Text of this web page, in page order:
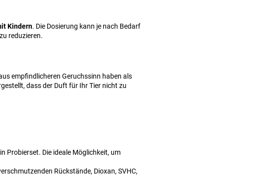
Kindern. Die Dosierung kann je nach Bedarf
reduzieren.
empfindlicheren Geruchssinn haben als
dass der Duft für Ihr Tier nicht zu
Probierset. Die ideale Möglichkeit, um
Rückstände, Dioxan, SVHC,